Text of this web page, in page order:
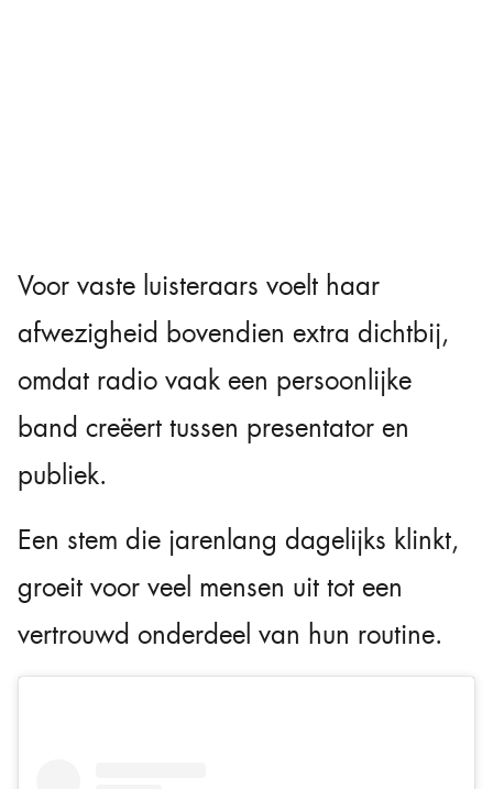
Voor vaste luisteraars voelt haar
afwezigheid bovendien extra dichtbij,
omdat radio vaak een persoonlijke
band creëert tussen presentator en
publiek.
Een stem die jarenlang dagelijks klinkt,
groeit voor veel mensen uit tot een
vertrouwd onderdeel van hun routine.